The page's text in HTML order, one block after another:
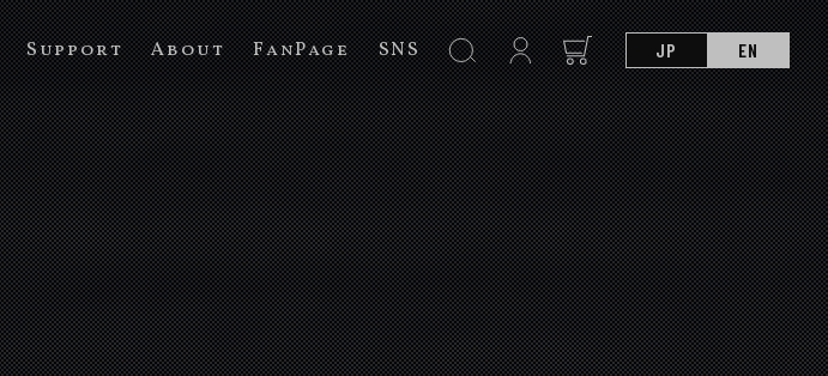
Support About FanPage SNS JP EN